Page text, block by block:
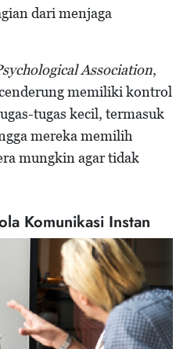
dari menjaga
Association,
memiliki kontrol
tugas kecil, termasuk
mereka memilih
mungkin agar tidak
Komunikasi Instan